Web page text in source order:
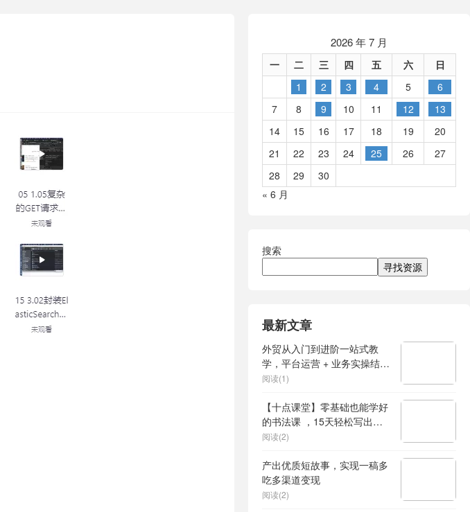
2026 年 7 月
一 二 三 四 五 六
日
1
2 3 4 5
6
7
8 9 10 11 12
13
14
15 16 17 18 19
20
21
22 23 24 25 26
27
28
29
30
« 6 月
搜索
寻找资源
最新文章
外贸从入门到进阶一站式教
学，平台运营 + 业务实操结
合，实现业绩稳步增长
阅读(1)
【十点课堂】零基础也能学好
的书法课 ，15天轻松写出漂
亮人生
阅读(2)
产出优质短故事，实现一稿多
吃多渠道变现
阅读(2)